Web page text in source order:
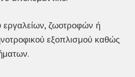
εργαλείων, ζωοτροφών ή
εξοπλισμού καθώς